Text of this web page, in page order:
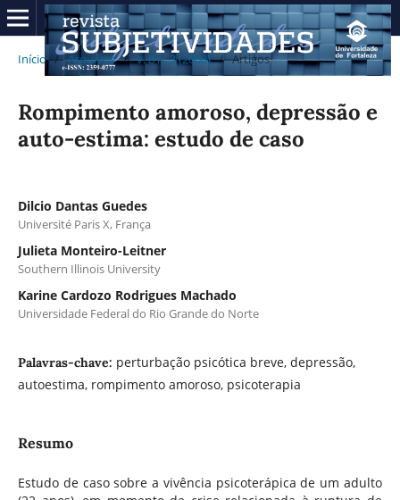
Início / Arquivos / v. 8 n. 3 (2008) / Artigos
Rompimento amoroso, depressão e
auto-estima: estudo de caso
Dilcio Dantas Guedes
Université Paris X, França
Julieta Monteiro-Leitner
Southern Illinois University
Karine Cardozo Rodrigues Machado
Universidade Federal do Rio Grande do Norte
Palavras-chave: perturbação psicótica breve, depressão,
autoestima, rompimento amoroso, psicoterapia
Resumo
Estudo de caso sobre a vivência psicoterápica de um adulto